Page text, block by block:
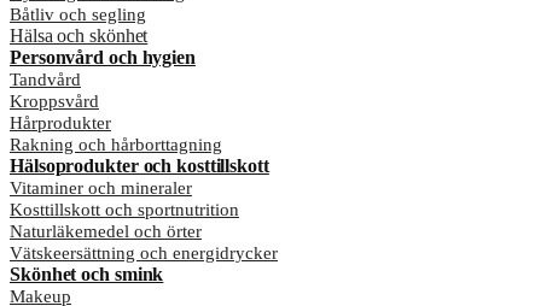
Båtliv och segling
Hälsa och skönhet
Personvård och hygien
Tandvård
Kroppsvård
Hårprodukter
Rakning och hårborttagning
Hälsoprodukter och kosttillskott
Vitaminer och mineraler
Kosttillskott och sportnutrition
Naturläkemedel och örter
Vätskeersättning och energidrycker
Skönhet och smink
Makeup